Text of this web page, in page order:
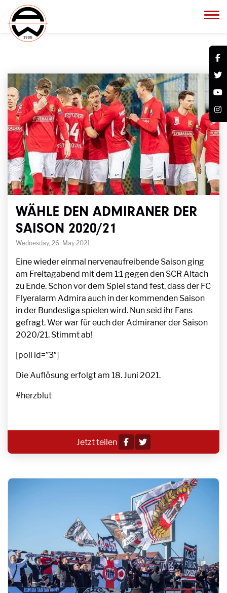
WÄHLE DEN ADMIRANER DER
SAISON 2020/21
Wednesday, 26. May 2021
Eine wieder einmal nervenaufreibende Saison ging
am Freitagabend mit dem 1:1 gegen den SCR Altach
zu Ende. Schon vor dem Spiel stand fest, dass der FC
Flyeralarm Admira auch in der kommenden Saison
in der Bundesliga spielen wird. Nun seid ihr Fans
gefragt. Wer war für euch der Admiraner der Saison
2020/21. Stimmt ab!
[poll id=”3″]
Die Auflösung erfolgt am 18. Juni 2021.
#herzblut
Jetzt teilen